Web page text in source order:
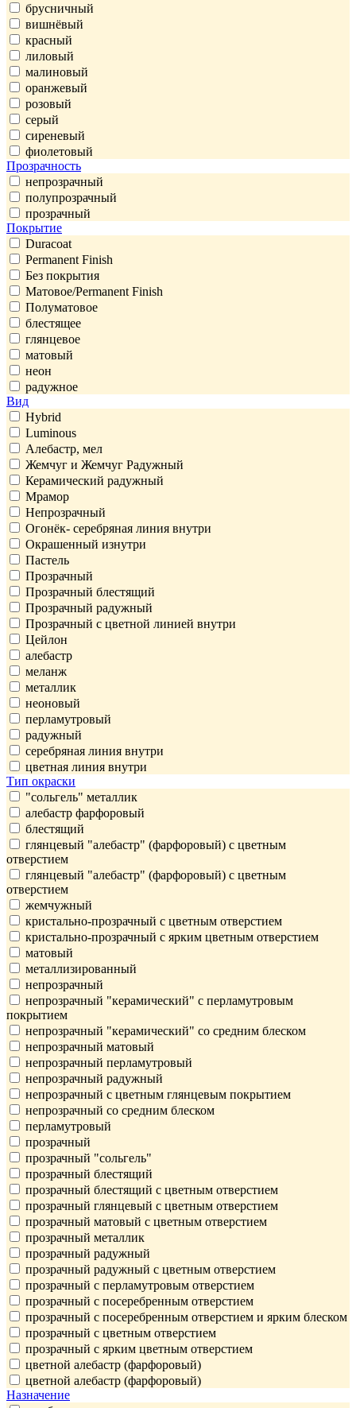
брусничный
вишнёвый
красный
лиловый
малиновый
оранжевый
розовый
серый
сиреневый
фиолетовый
Прозрачность
непрозрачный
полупрозрачный
прозрачный
Покрытие
Duracoat
Permanent Finish
Без покрытия
Матовое/Permanent Finish
Полуматовое
блестящее
глянцевое
матовый
неон
радужное
Вид
Hybrid
Luminous
Алебастр, мел
Жемчуг и Жемчуг Радужный
Керамический радужный
Мрамор
Непрозрачный
Огонёк- серебряная линия внутри
Окрашенный изнутри
Пастель
Прозрачный
Прозрачный блестящий
Прозрачный радужный
Прозрачный с цветной линией внутри
Цейлон
алебастр
меланж
металлик
неоновый
перламутровый
радужный
серебряная линия внутри
цветная линия внутри
Тип окраски
"сольгель" металлик
алебастр фарфоровый
блестящий
глянцевый "алебастр" (фарфоровый) с цветным
отверстием
глянцевый "алебастр" (фарфоровый) с цветным
отверстием
жемчужный
кристально-прозрачный с цветным отверстием
кристально-прозрачный с ярким цветным отверстием
матовый
металлизированный
непрозрачный
непрозрачный "керамический" с перламутровым
покрытием
непрозрачный "керамический" со средним блеском
непрозрачный матовый
непрозрачный перламутровый
непрозрачный радужный
непрозрачный с цветным глянцевым покрытием
непрозрачный со средним блеском
перламутровый
прозрачный
прозрачный "сольгель"
прозрачный блестящий
прозрачный блестящий с цветным отверстием
прозрачный глянцевый с цветным отверстием
прозрачный матовый с цветным отверстием
прозрачный металлик
прозрачный радужный
прозрачный радужный с цветным отверстием
прозрачный с перламутровым отверстием
прозрачный с посеребренным отверстием
прозрачный с посеребренным отверстием и ярким блеском
прозрачный с цветным отверстием
прозрачный с ярким цветным отверстием
цветной алебастр (фарфоровый)
цветной алебастр (фарфоровый)
Назначение